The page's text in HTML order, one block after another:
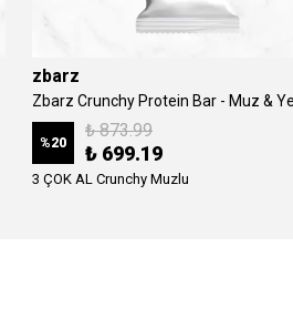
zbarz
Zbarz Crunchy Protein Bar - Muz & Yer
%20
₺ 873.99
₺ 699.19
3 ÇOK AL Crunchy Muzlu